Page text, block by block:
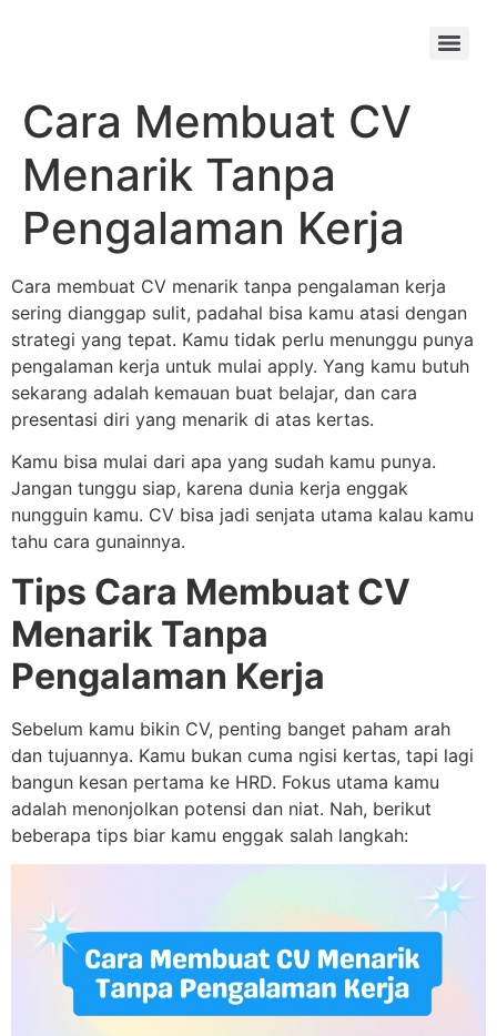
Menu
Cara Membuat CV
Menarik Tanpa
Pengalaman Kerja
Cara membuat CV menarik tanpa pengalaman kerja
sering dianggap sulit, padahal bisa kamu atasi dengan
strategi yang tepat. Kamu tidak perlu menunggu punya
pengalaman kerja untuk mulai apply. Yang kamu butuh
sekarang adalah kemauan buat belajar, dan cara
presentasi diri yang menarik di atas kertas.
Kamu bisa mulai dari apa yang sudah kamu punya.
Jangan tunggu siap, karena dunia kerja enggak
nungguin kamu. CV bisa jadi senjata utama kalau kamu
tahu cara gunainnya.
Tips Cara Membuat CV
Menarik Tanpa
Pengalaman Kerja
Sebelum kamu bikin CV, penting banget paham arah
dan tujuannya. Kamu bukan cuma ngisi kertas, tapi lagi
bangun kesan pertama ke HRD. Fokus utama kamu
adalah menonjolkan potensi dan niat. Nah, berikut
beberapa tips biar kamu enggak salah langkah: